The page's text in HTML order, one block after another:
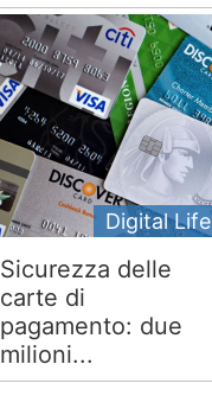
Digital Life
Sicurezza delle
carte di
pagamento: due
milioni...